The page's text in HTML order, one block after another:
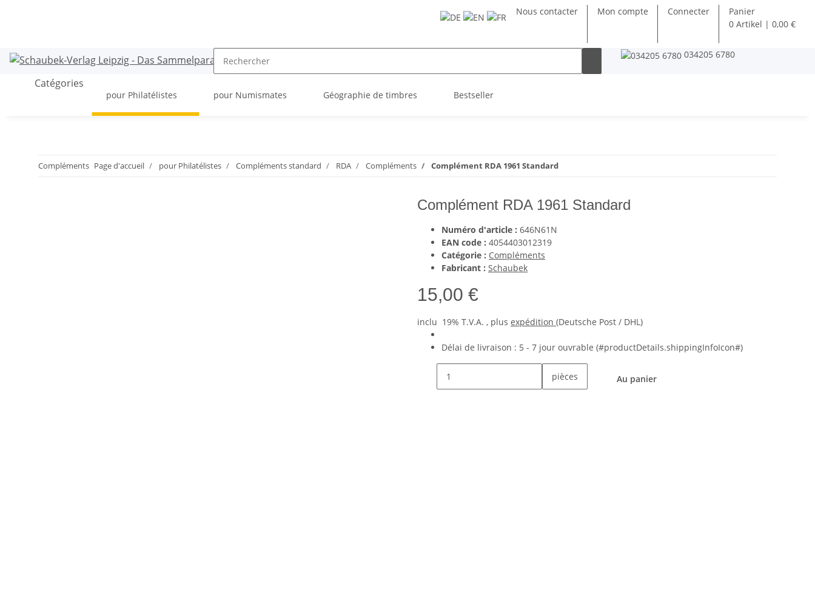
Nous contacter Mon compte Connecter
Panier
0 Artikel | 0,00 €
034205 6780
Catégories
pour Philatélistes pour Numismates Géographie de timbres Bestseller
Compléments Page d'accueil pour Philatélistes Compléments standard RDA Compléments Complément RDA 1961 Standard
Complément RDA 1961 Standard
Numéro d'article : 646N61N
EAN code : 4054403012319
Catégorie : Compléments
Fabricant : Schaubek
15,00 €
inclu 19% T.V.A. , plus expédition (Deutsche Post / DHL)
Délai de livraison : 5 - 7 jour ouvrable (#productDetails.shippingInfoIcon#)
pièces Au panier